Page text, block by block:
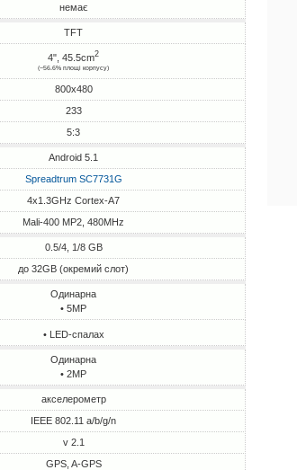
немає
TFT
4", 45.5cm2
(~56.6% площі корпусу)
800x480
233
5:3
Android 5.1
Spreadtrum SC7731G
4x1.3GHz Cortex-A7
Mali-400 MP2, 480MHz
0.5/4, 1/8 GB
до 32GB (окремий слот)
Одинарна
• 5MP
• LED-спалах
Одинарна
• 2MP
акселерометр
IEEE 802.11 a/b/g/n
v 2.1
GPS, A-GPS